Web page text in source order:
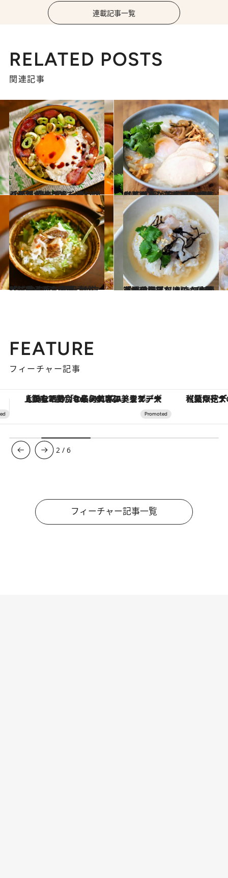
連載記事一覧
RELATED POSTS
関連記事
2022.10.5
【元気が出る朝ごはんレシピ】 白央流ベーコンエッグ丼 長ネギを一緒に焼くのがポイント！
グルメ 2022.8.1
【レシピ】蒸し鶏のっけ中華粥 夏バテ気味の体にじんわりしみる！ お供をバイキング形式にして楽しもう
グルメ
2023.1.27
【ごちそうお茶漬けレシピ】 白央家の鯛茶漬け 「抹茶入り玄米茶」が抜群に合う！
グルメ 2023.3.25
「鯛の塩昆布〆のっけ茶漬けレシピ」 刺身に塩昆布を和えるだけ！ ほんのひと手間でおいしさ倍増
グルメ
FEATURE
フィーチャー記事
【夏限定ディナーコース】旬を迎える稚鮎や花ズッキーニなどをイタリア・トスカーナの郷土料理の手法で満喫！ ヴァシュロン・コンスタンタ
3 /6
フィーチャー記事一覧